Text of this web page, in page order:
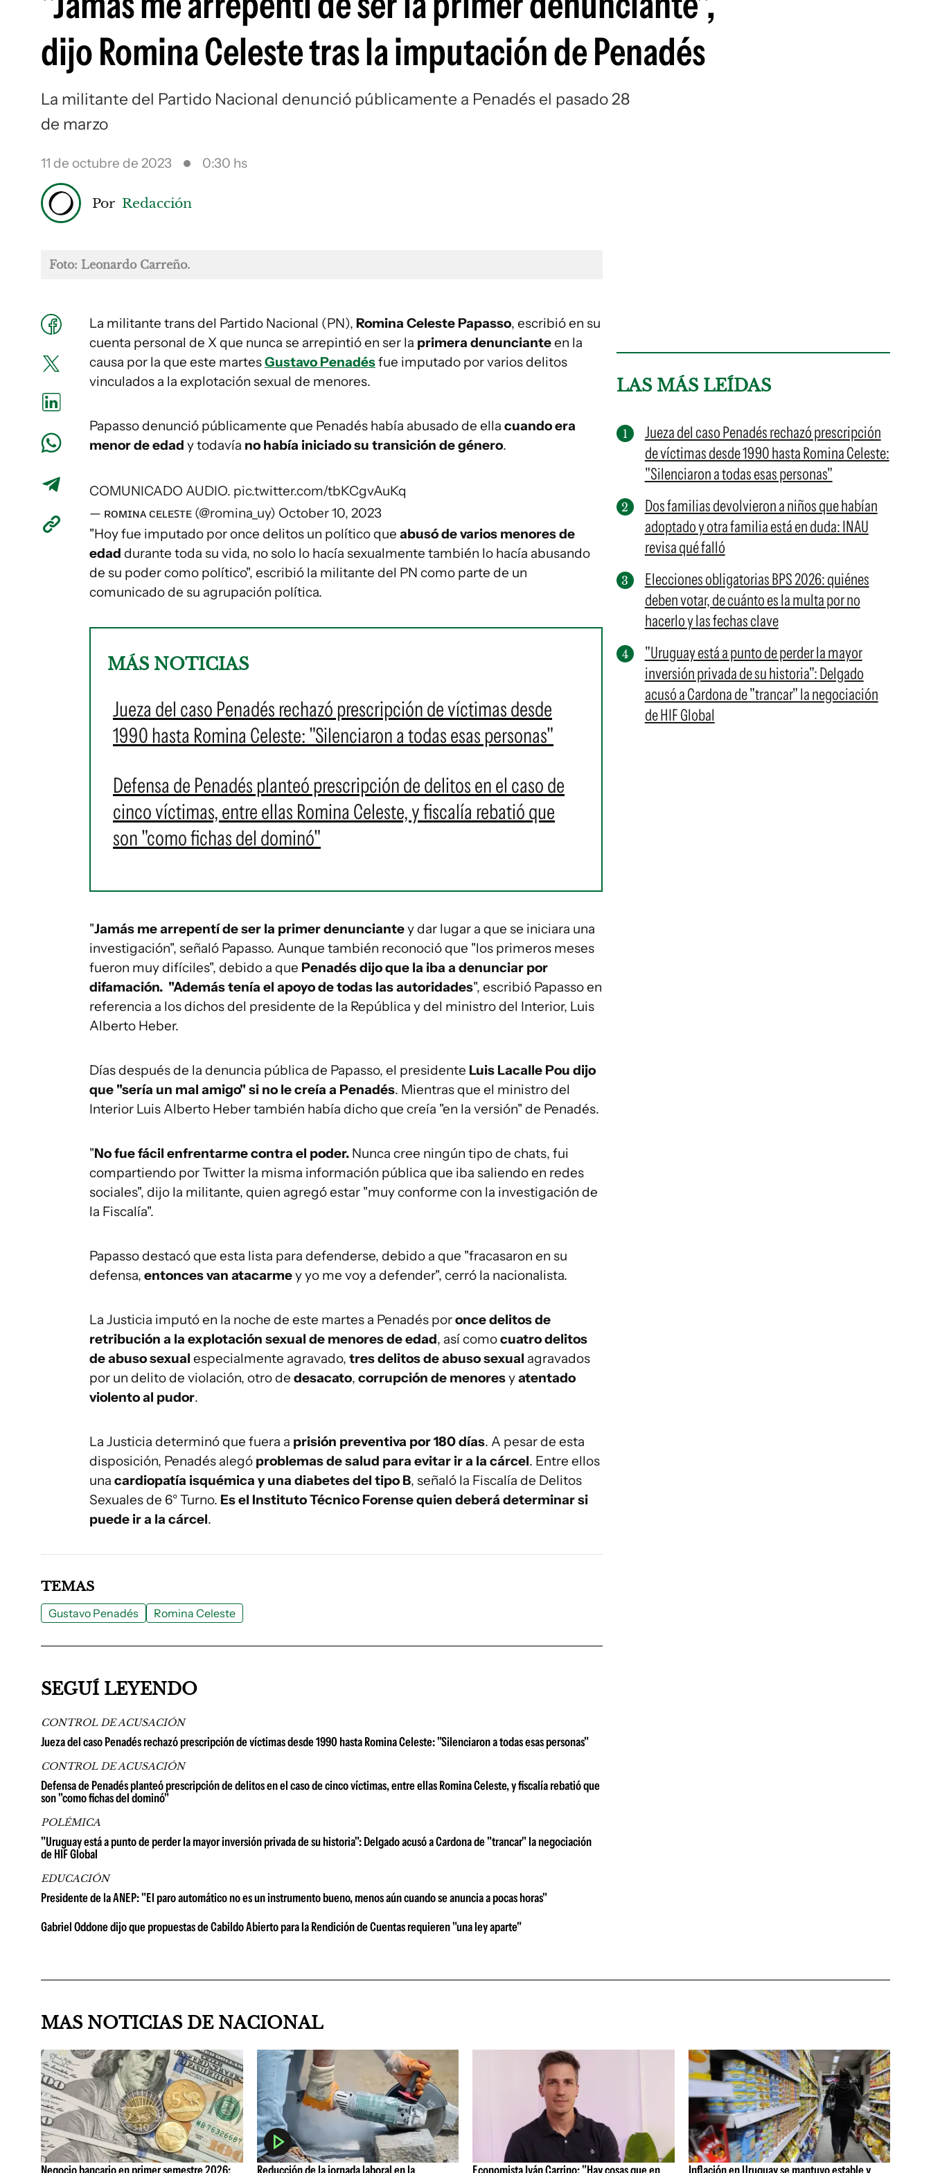
dijo Romina Celeste tras la imputación de Penadés
La militante del Partido Nacional denunció públicamente a Penadés el pasado 28
de marzo
11 de octubre de 2023 0:30 hs
Por Redacción
Foto: Leonardo Carreño.
La militante trans del Partido Nacional (PN), Romina Celeste Papasso, escribió en su
cuenta personal de X que nunca se arrepintió en ser la primera denuncianteen la
causa por la que este martesGustavo Penadésfue imputado por varios delitos
vinculados a la explotación sexual de menores.
Papasso denunció públicamente que Penadés había abusado de ella cuando era
menor de edad y todavía no había iniciado su transición de género.
COMUNICADO AUDIO. pic.twitter.com/tbKCgvAuKq
— ʀᴏᴍɪɴᴀ ᴄᴇʟᴇꜱᴛᴇ (@romina_uy) October 10, 2023
"Hoy fue imputado por once delitos un político que abusó de varios menores de
edad durante toda su vida, no solo lo hacía sexualmente también lo hacía abusando
de su poder como político", escribió la militante del PN como parte de un
comunicado de su agrupación política.
MÁS NOTICIAS
Jueza del caso Penadés rechazó prescripción de víctimas desde
1990 hasta Romina Celeste: "Silenciaron a todas esas personas"
Defensa de Penadés planteó prescripción de delitos en el caso de
cinco víctimas, entre ellas Romina Celeste, y fiscalía rebatió que
son "como fichas del dominó"
"Jamás me arrepentí de ser la primer denunciantey dar lugar a que se iniciara una
investigación", señaló Papasso. Aunque también reconoció que "los primeros meses
fueron muy difíciles", debido a que Penadés dijo que la iba a denunciar por
difamación. "Además tenía el apoyo de todas las autoridades", escribió Papasso en
referencia a los dichos del presidente de la República y del ministro del Interior, Luis
Alberto Heber.
Días después de la denuncia pública de Papasso, el presidente Luis Lacalle Pou dijo
que "sería un mal amigo" si no le creía a Penadés. Mientras que el ministro del
Interior Luis Alberto Heber también había dicho que creía "en la versión" de Penadés.
"No fue fácil enfrentarme contra el poder. Nunca cree ningún tipo de chats, fui
compartiendo por Twitter la misma información pública que iba saliendo en redes
sociales", dijo la militante, quien agregó estar "muy conforme con la investigación de
la Fiscalía".
Papasso destacó que esta lista para defenderse, debido a que "fracasaron en su
defensa, entonces van atacarmey yo me voy a defender", cerró la nacionalista.
La Justicia imputó en la noche de este martes a Penadés poronce delitos de
retribución a la explotación sexual de menores de edad, así comocuatro delitos
de abuso sexual especialmente agravado, tres delitos de abuso sexual agravados
por un delito de violación, otro de desacato, corrupción de menoresyatentado
violento al pudor.
La Justicia determinó que fuera a prisión preventiva por 180 días. A pesar de esta
disposición, Penadés alegó problemas de salud para evitar ir a la cárcel. Entre ellos
una cardiopatía isquémica y una diabetes del tipo B, señaló la Fiscalía de Delitos
Sexuales de 6° Turno. Es el Instituto Técnico Forense quien deberá determinar si
puede ir a la cárcel.
LAS MÁS LEÍDAS
Jueza del caso Penadés rechazó prescripción
de víctimas desde 1990 hasta Romina Celeste:
"Silenciaron a todas esas personas"
Dos familias devolvieron a niños que habían
adoptado y otra familia está en duda: INAU
revisa qué falló
Elecciones obligatorias BPS 2026: quiénes
deben votar, de cuánto es la multa por no
hacerlo y las fechas clave
"Uruguay está a punto de perder la mayor
inversión privada de su historia": Delgado
acusó a Cardona de "trancar" la negociación
de HIF Global
TEMAS
Gustavo Penadés Romina Celeste
SEGUÍ LEYENDO
CONTROL DE ACUSACIÓN
Jueza del caso Penadés rechazó prescripción de víctimas desde 1990 hasta Romina Celeste: "Silenciaron a todas esas personas"
CONTROL DE ACUSACIÓN
Defensa de Penadés planteó prescripción de delitos en el caso de cinco víctimas, entre ellas Romina Celeste, y fiscalía rebatió que
son "como fichas del dominó"
POLÉMICA
"Uruguay está a punto de perder la mayor inversión privada de su historia": Delgado acusó a Cardona de "trancar" la negociación
de HIF Global
EDUCACIÓN
Presidente de la ANEP: "El paro automático no es un instrumento bueno, menos aún cuando se anuncia a pocas horas"
Gabriel Oddone dijo que propuestas de Cabildo Abierto para la Rendición de Cuentas requieren "una ley aparte"
MAS NOTICIAS DE NACIONAL